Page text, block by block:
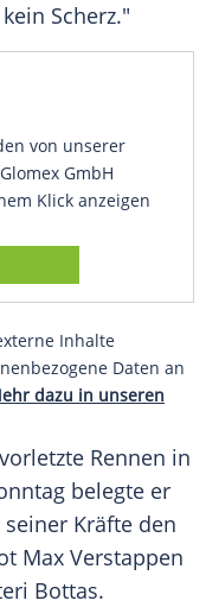
Scherz."
von unserer
GmbH
Klick anzeigen
Inhalte
Daten an
dazu in unseren
Rennen in
belegte er
Kräfte den
Max Verstappen
Bottas.